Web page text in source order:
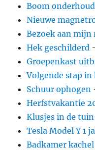
Boom onderhoud
Nieuwe
Bezoek aan mijn
Hek geschilderd
Groepenkast
Volgende stap in
Schuur ophogen
Herfstvakantie
Klusjes in de tuin
Tesla Model Y 1
Badkamer